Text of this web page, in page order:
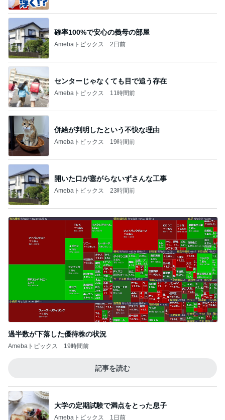
確率100%で安心の義母の部屋
Amebaトピックス 2日前
センターじゃなくても目で追う存在
Amebaトピックス 11時間前
併給が判明したという不快な理由
Amebaトピックス 19時間前
開いた口が塞がらないずさんな工事
Amebaトピックス 23時間前
過半数が下落した優待株の状況
Amebaトピックス 19時間前
記事を読む
大学の定期試験で満点をとった息子
Amebaトピックス 1日前